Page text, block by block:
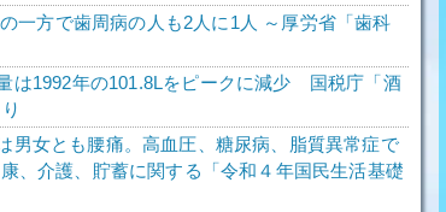
一方で歯周病の人も2人に1人 ～厚労省「歯科
は1992年の101.8Lをピークに減少 国税庁「酒
男女とも腰痛。高血圧、糖尿病、脂質異常症で
、介護、貯蓄に関する「令和４年国民生活基礎